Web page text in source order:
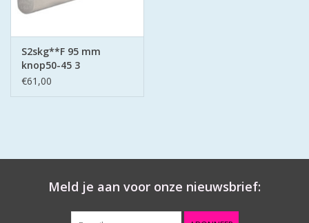
S2skg**F 95 mm
knop50-45 3
keersleutels
€61,00
Meld je aan voor onze nieuwsbrief: